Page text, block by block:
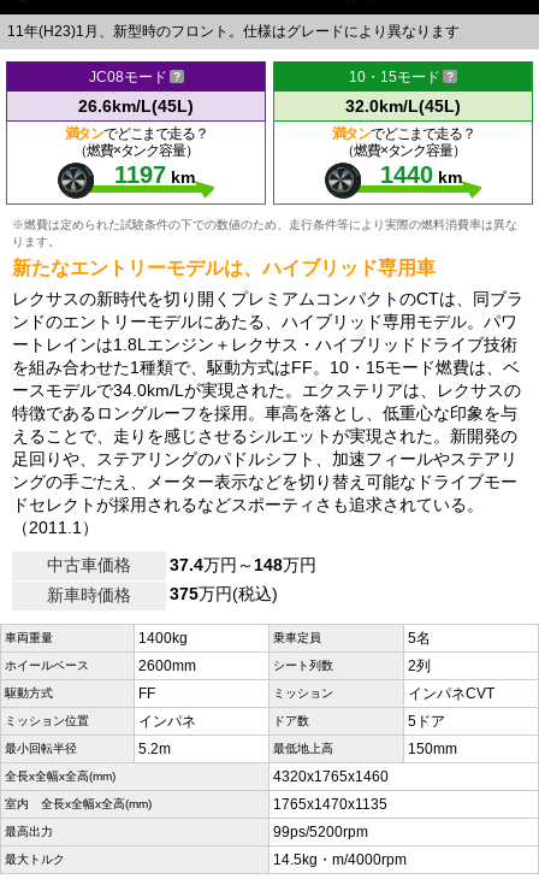
11年(H23)1月、新型時のフロント。仕様はグレードにより異なります
JC08モード
26.6km/L(45L)
満タンでどこまで走る？
（燃費×タンク容量）
1197 km
10・15モード
32.0km/L(45L)
満タンでどこまで走る？
（燃費×タンク容量）
1440 km
※燃費は定められた試験条件の下での数値のため、走行条件等により実際の燃料消費率は異な
ります。
新たなエントリーモデルは、ハイブリッド専用車
レクサスの新時代を切り開くプレミアムコンパクトのCTは、同ブラ
ンドのエントリーモデルにあたる、ハイブリッド専用モデル。パワ
ートレインは1.8Lエンジン＋レクサス・ハイブリッドドライブ技術
を組み合わせた1種類で、駆動方式はFF。10・15モード燃費は、ベ
ースモデルで34.0km/Lが実現された。エクステリアは、レクサスの
特徴であるロングルーフを採用。車高を落とし、低重心な印象を与
えることで、走りを感じさせるシルエットが実現された。新開発の
足回りや、ステアリングのパドルシフト、加速フィールやステアリ
ングの手ごたえ、メーター表示などを切り替え可能なドライブモー
ドセレクトが採用されるなどスポーティさも追求されている。
（2011.1）
中古車価格
37.4万円～148万円
新車時価格
375万円(税込)
車両重量 1400kg 乗車定員 5名
ホイールベース 2600mm シート列数 2列
駆動方式 FF ミッション インパネCVT
ミッション位置 インパネ ドア数 5ドア
最小回転半径 5.2m 最低地上高 150mm
全長x全幅x全高(mm) 4320x1765x1460
室内 全長x全幅x全高(mm) 1765x1470x1135
最高出力 99ps/5200rpm
最大トルク 14.5kg・m/4000rpm